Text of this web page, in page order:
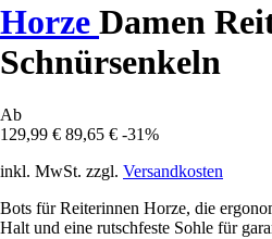
Horze Damen
Schnürsenkeln
Ab
129,99 € 89,65 € -31%
inkl. MwSt. zzgl. Versandkosten
Bots für Reiterinnen Horze, die
Halt und eine rutschfeste Sohle für